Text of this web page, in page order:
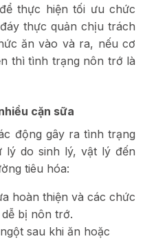
thực hiện tối ưu chức
thực quản chịu trách
ăn vào và ra, nếu cơ
thì tình trạng nôn trớ là
cặn sữa
động gây ra tình trạng
do sinh lý, vật lý đến
tiêu hóa:
hoàn thiện và các chức
bị nôn trớ.
sau khi ăn hoặc